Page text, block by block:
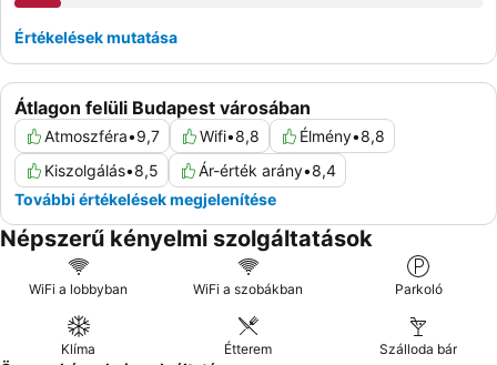
Átlagon felüli Budapest városában
Atmoszféra•9,7 Wifi•8,8 Élmény•8,8
Kiszolgálás•8,5 Ár-érték arány•8,4
További értékelések megjelenítése
Értékelések mutatása
Népszerű kényelmi szolgáltatások
WiFi a lobbyban WiFi a szobákban Parkoló
Klíma Étterem Szálloda bár